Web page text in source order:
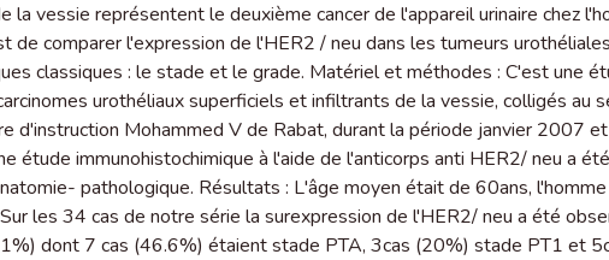
la vessie représentent le deuxième cancer de l'appareil urinaire chez
de comparer l'expression de l'HER2 / neu dans les tumeurs
classiques : le stade et le grade. Matériel et méthodes : C'est une
urothéliaux superficiels et infiltrants de la vessie, colligés au
d'instruction Mohammed V de Rabat, durant la période janvier 2007
étude immunohistochimique à l'aide de l'anticorps anti HER2/ neu a
pathologique. Résultats : L'âge moyen était de 60ans,
les 34 cas de notre série la surexpression de l'HER2/ neu a été
dont 7 cas (46.6%) étaient stade PTA, 3cas (20%) stade PT1 et